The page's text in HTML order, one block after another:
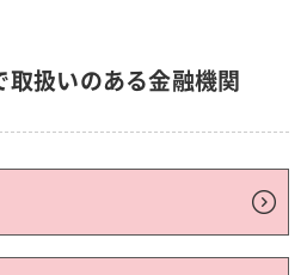
扱いのある金融機関